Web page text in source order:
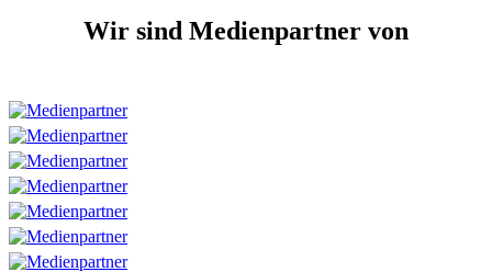
Wir sind Medienpartner von